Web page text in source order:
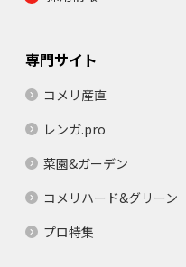
専門サイト
コメリ産直
レンガ.pro
菜園&ガーデン
コメリハード&グリーン
プロ特集